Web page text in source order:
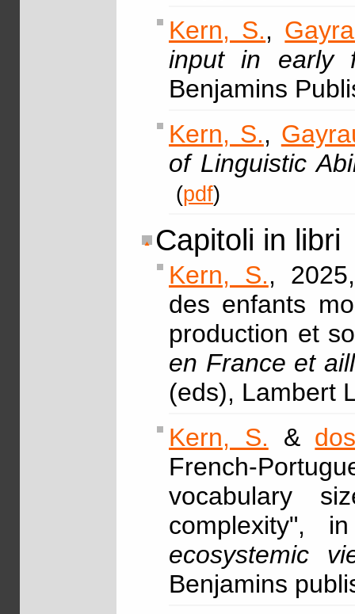
Kern, S.,
input in early
Benjamins
Kern, S.,
of Linguistic
(pdf)
Capitoli in libri
Kern, S.,
des enfants
production et
en France et
(eds), Lambert
Kern, S. &
French-
vocabulary
complexity",
ecosystemic
Benjamins